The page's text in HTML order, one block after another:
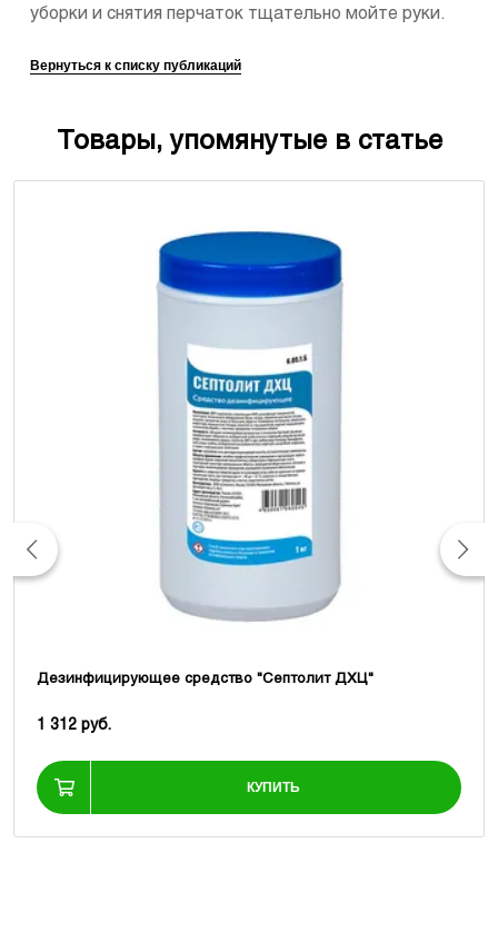
уборки и снятия перчаток тщательно мойте руки.
Вернуться к списку публикаций
Товары, упомянутые в статье
Дезинфицирующее средство "Септолит ДХЦ"
1 312 руб.
КУПИТЬ